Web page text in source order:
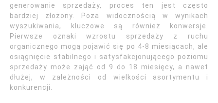
generowanie sprzedaży, proces ten jest często
bardziej złożony. Poza widocznością w wynikach
wyszukiwania, kluczowe są również konwersje.
Pierwsze oznaki wzrostu sprzedaży z ruchu
organicznego mogą pojawić się po 4-8 miesiącach, ale
osiągnięcie stabilnego i satysfakcjonującego poziomu
sprzedaży może zająć od 9 do 18 miesięcy, a nawet
dłużej, w zależności od wielkości asortymentu i
konkurencji.